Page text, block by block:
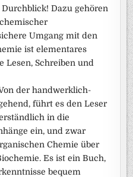
Dazu gehören
Umgang mit den
ist elementares
Lesen, Schreiben und
der handwerklich-
führt es den Leser
in die
ein, und zwar
Chemie über
Es ist ein Buch,
bequem